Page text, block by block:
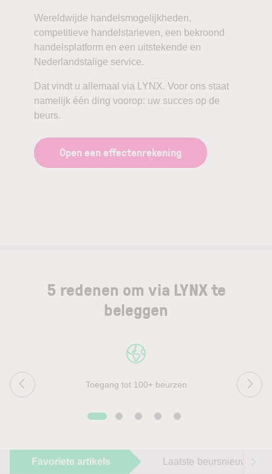
Wereldwijde handelsmogelijkheden,
competitieve handelstarieven, een bekroond
handelsplatform en een uitstekende en
Nederlandstalige service.
Dat vindt u allemaal via LYNX. Voor ons staat
namelijk één ding voorop: uw succes op de
beurs.
Open een effectenrekening
5 redenen om via LYNX te
beleggen
Toegang tot 100+ beurzen
Favoriete artikels Laatste beursnieuws